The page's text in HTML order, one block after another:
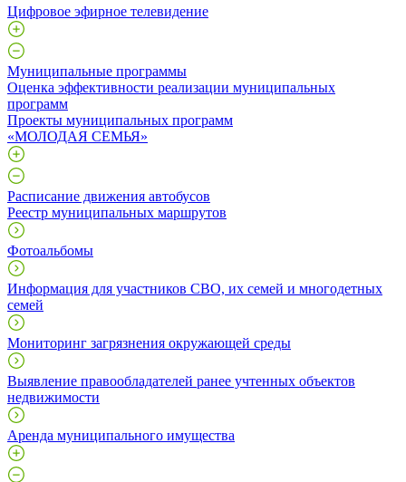
Цифровое эфирное телевидение
Муниципальные программы
Оценка эффективности реализации муниципальных
программ
Проекты муниципальных программ
«МОЛОДАЯ СЕМЬЯ»
Расписание движения автобусов
Реестр муниципальных маршрутов
Фотоальбомы
Информация для участников СВО, их семей и многодетных
семей
Мониторинг загрязнения окружающей среды
Выявление правообладателей ранее учтенных объектов
недвижимости
Аренда муниципального имущества